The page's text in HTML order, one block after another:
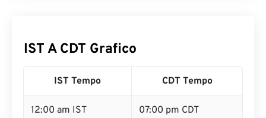
IST A CDT Grafico
IST Tempo CDT Tempo
12:00 am IST
07:00 pm CDT